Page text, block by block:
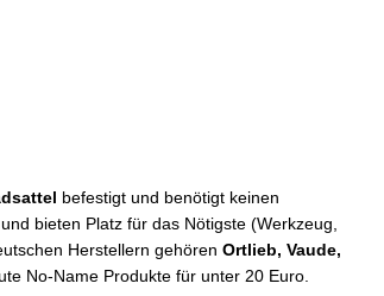
befestigt und benötigt keinen
bieten Platz für das Nötigste (Werkzeug,
Herstellern gehören Ortlieb, Vaude,
No-Name Produkte für unter 20 Euro.